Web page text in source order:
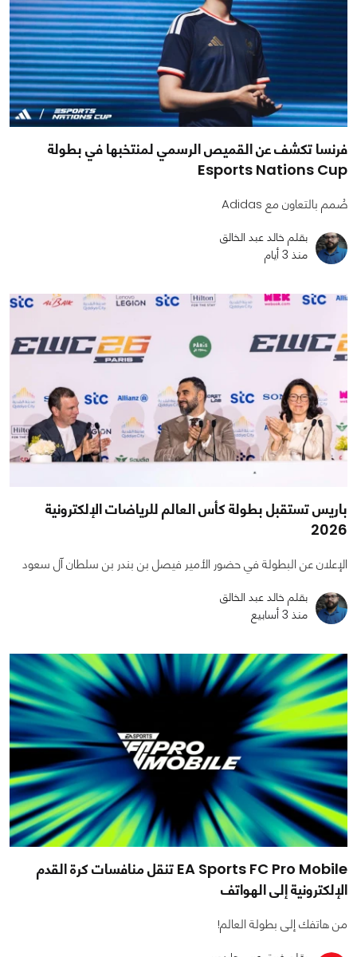
فرنسا تكشف عن القميص الرسمي لمنتخبها في بطولة
Esports Nations Cup
صُمم بالتعاون مع Adidas
بقلم خالد عبد الخالق
منذ 3 أيام
باريس تستقبل بطولة كأس العالم للرياضات الإلكترونية
2026
الإعلان عن البطولة في حضور الأمير فيصل بن بندر بن سلطان آل سعود
بقلم خالد عبد الخالق
منذ 3 أسابيع
EA Sports FC Pro Mobile تنقل منافسات كرة القدم
الإلكترونية إلى الهواتف
من هاتفك إلى بطولة العالم!